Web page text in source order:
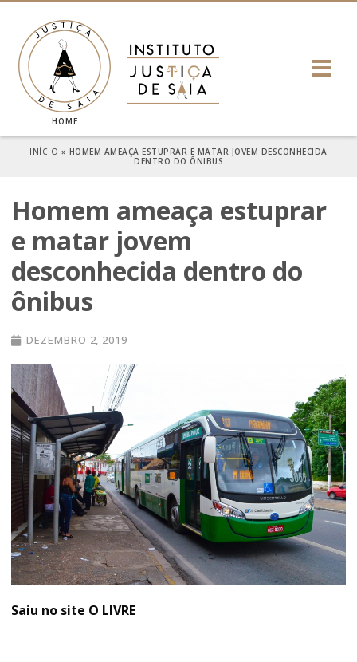
HOME
INÍCIO » HOMEM AMEAÇA ESTUPRAR E MATAR JOVEM DESCONHECIDA
DENTRO DO ÔNIBUS
Homem ameaça estuprar
e matar jovem
desconhecida dentro do
ônibus
DEZEMBRO 2, 2019
Saiu no site O LIVRE